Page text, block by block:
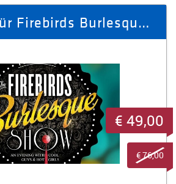
2x Tickets für Firebirds Burlesque Show am 27.03.2026
€ 49,00
€ 76,00